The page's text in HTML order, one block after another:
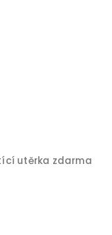
utěrka zdarma